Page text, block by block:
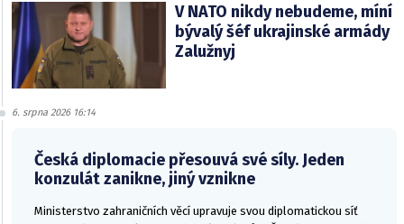
V NATO nikdy nebudeme, míní
bývalý šéf ukrajinské armády
Zalužnyj
6. srpna 2026 16:14
Česká diplomacie přesouvá své síly. Jeden
konzulát zanikne, jiný vznikne
Ministerstvo zahraničních věcí upravuje svou diplomatickou síť